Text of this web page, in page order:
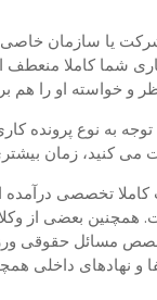
یا سازمان
کاملا منعطف
و خواسته او را هم
به نوع پرونده
می کنید، زمان
تخصصی
بعضی از
مسائل حقوقی
و نهادهای داخلی